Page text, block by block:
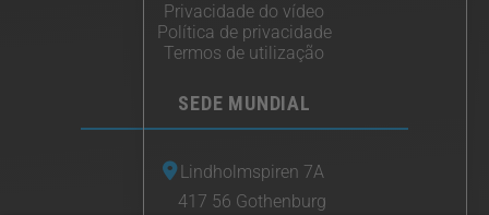
Privacidade do vídeo
Política de privacidade
Termos de utilização
SEDE MUNDIAL
Lindholmspiren 7A
417 56 Gothenburg